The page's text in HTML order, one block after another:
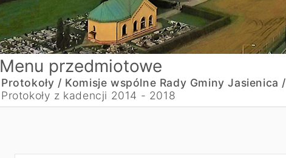
Menu przedmiotowe
Protokoły / Komisje wspólne Rady Gminy Jasienica /
Protokoły z kadencji 2014 - 2018